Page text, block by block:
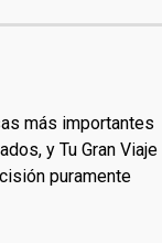
más importantes
y Tu Gran Viaje
puramente